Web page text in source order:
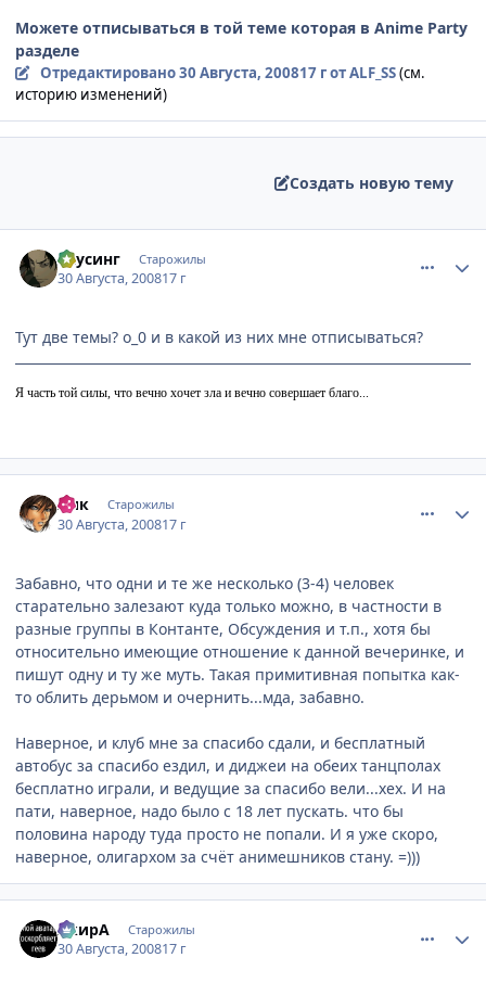
Можете отписываться в той теме которая в Anime Party
разделе
Отредактировано30 Августа, 200817 гот ALF_SS(см.
историю изменений)
Создать новую тему
Каусинг Старожилы
30 Августа, 200817 г
Тут две темы? о_0 и в какой из них мне отписываться?
Я часть той силы, что вечно хочет зла и вечно совершает благо...
Лик Старожилы
30 Августа, 200817 г
Забавно, что одни и те же несколько (3-4) человек
старательно залезают куда только можно, в частности в
разные группы в Контанте, Обсуждения и т.п., хотя бы
относительно имеющие отношение к данной вечеринке, и
пишут одну и ту же муть. Такая примитивная попытка как-
то облить дерьмом и очернить...мда, забавно.
Наверное, и клуб мне за спасибо сдали, и бесплатный
автобус за спасибо ездил, и диджеи на обеих танцполах
бесплатно играли, и ведущие за спасибо вели...хех. И на
пати, наверное, надо было с 18 лет пускать. что бы
половина народу туда просто не попали. И я уже скоро,
наверное, олигархом за счёт анимешников стану. =)))
АкирА Старожилы
30 Августа, 200817 г